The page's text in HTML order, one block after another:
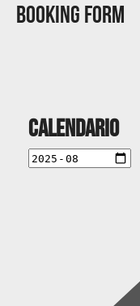
Booking Form
Calendario